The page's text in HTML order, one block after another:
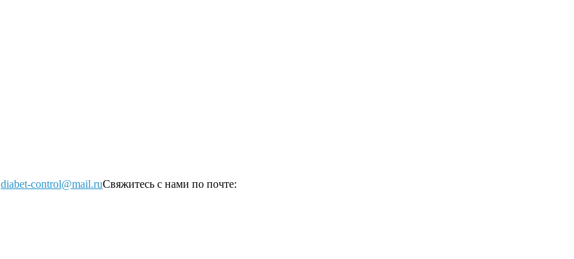
diabet-control@mail.ruСвяжитесь с нами по почте: